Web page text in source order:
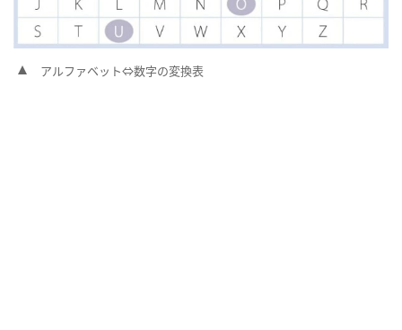
アルファベット⇔数字の変換表